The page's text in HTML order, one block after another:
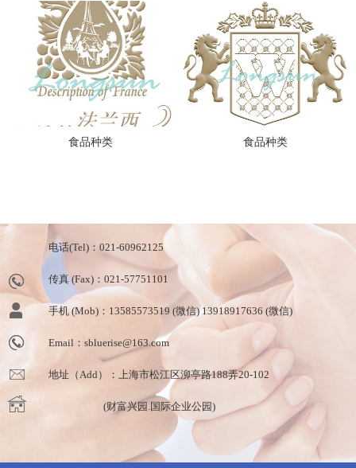
食品种类 食品种类
电话(Tel)：021-60962125
传真 (Fax)：021-57751101
手机 (Mob)：13585573519 (微信) 13918917636 (微信)
Email：sbluerise@163.com
地址（Add）：上海市松江区泖亭路188弄20-102
(财富兴园.国际企业公园)